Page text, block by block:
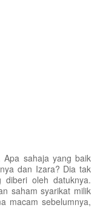
Apa sahaja yang baik
dan Izara? Dia tak
oleh datuknya.
saham syarikat milik
macam sebelumnya,